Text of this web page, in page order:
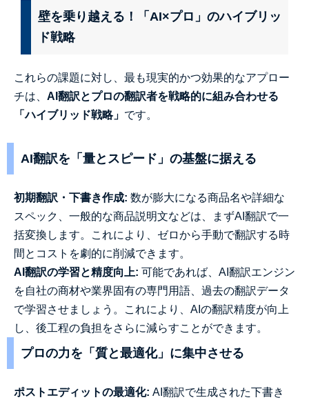
壁を乗り越える！「AI×プロ」のハイブリッ
ド戦略
これらの課題に対し、最も現実的かつ効果的なアプロー
チは、 AI翻訳とプロの翻訳者を戦略的に組み合わせる
「ハイブリッド戦略」 です。
AI翻訳を「量とスピード」の基盤に据える
初期翻訳・下書き作成: 数が膨大になる商品名や詳細な
スペック、一般的な商品説明文などは、まずAI翻訳で一
括変換します。これにより、ゼロから手動で翻訳する時
間とコストを劇的に削減できます。
AI翻訳の学習と精度向上: 可能であれば、AI翻訳エンジン
を自社の商材や業界固有の専門用語、過去の翻訳データ
で学習させましょう。これにより、AIの翻訳精度が向上
し、後工程の負担をさらに減らすことができます。
プロの力を「質と最適化」に集中させる
ポストエディットの最適化: AI翻訳で生成された下書き